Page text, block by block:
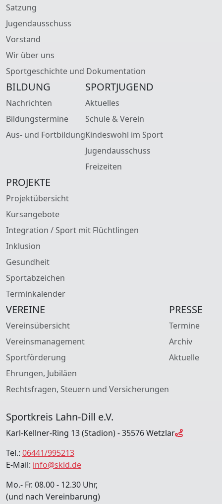
Satzung
Jugendausschuss
Vorstand
Wir über uns
Sportgeschichte und Dokumentation
BILDUNG
Nachrichten
Bildungstermine
Aus- und Fortbildung
SPORTJUGEND
Aktuelles
Schule & Verein
Kindeswohl im Sport
Jugendausschuss
Freizeiten
PROJEKTE
Projektübersicht
Kursangebote
Integration / Sport mit Flüchtlingen
Inklusion
Gesundheit
Sportabzeichen
Terminkalender
VEREINE
Vereinsübersicht
Vereinsmanagement
Sportförderung
Ehrungen, Jubiläen
Rechtsfragen, Steuern und Versicherungen
PRESSE
Termine
Archiv
Aktuelle
Sportkreis Lahn-Dill e.V.
Karl-Kellner-Ring 13 (Stadion) - 35576 Wetzlar
Tel.: 06441/995213
E-Mail: info@skld.de
Mo.- Fr. 08.00 - 12.30 Uhr,
(und nach Vereinbarung)